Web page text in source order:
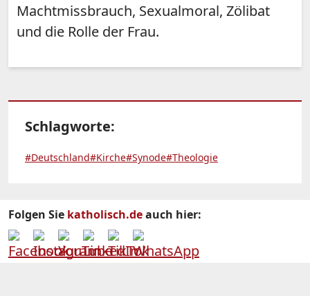
Machtmissbrauch, Sexualmoral, Zölibat
und die Rolle der Frau.
Schlagworte:
#Deutschland#Kirche#Synode#Theologie
Folgen Sie katholisch.deauch hier: